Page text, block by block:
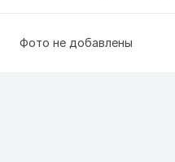
Фото не добавлены